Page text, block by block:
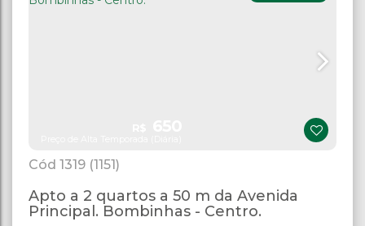
1319 (1151)
Apto a 2 quartos a 50 m da Avenida
Principal. Bombinhas - Centro.